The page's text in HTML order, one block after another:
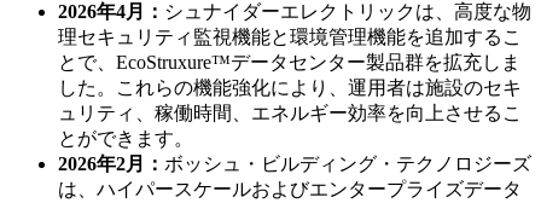
2026年4月： シュナイダーエレクトリックは、高度な物
理セキュリティ監視機能と環境管理機能を追加するこ
とで、EcoStruxure™データセンター製品群を拡充しま
した。これらの機能強化により、運用者は施設のセキ
ュリティ、稼働時間、エネルギー効率を向上させるこ
とができます。
2026年2月： ボッシュ・ビルディング・テクノロジーズ
は、ハイパースケールおよびエンタープライズデータ